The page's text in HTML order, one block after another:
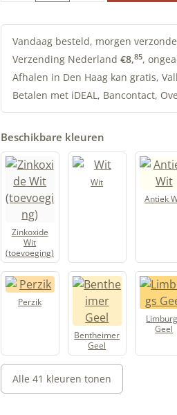
Lijnolieverf
Signaal
Geel
Allbäck
Vandaag besteld, morgen
Verzending Nederland €8,85,
Afhalen in Den Haag kan gratis,
Betalen met iDEAL, Bancontact,
Beschikbare kleuren
Zinkoxide
Wit
(toevoeging)
Wit
Antiek
Perzik
Bentheimer
Geel
Geel
Alle 41 kleuren tonen